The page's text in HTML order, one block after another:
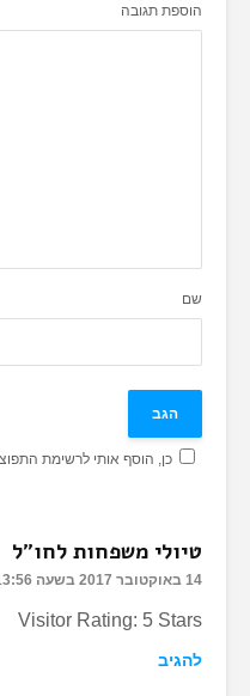
הוספת תגובה
שם
כן, הוסף אותי לרשימת
טיולי משפחות לחו"ל
14 באוקטובר 2017 בשעה 13:56
Visitor Rating: 5 Stars
להגיב